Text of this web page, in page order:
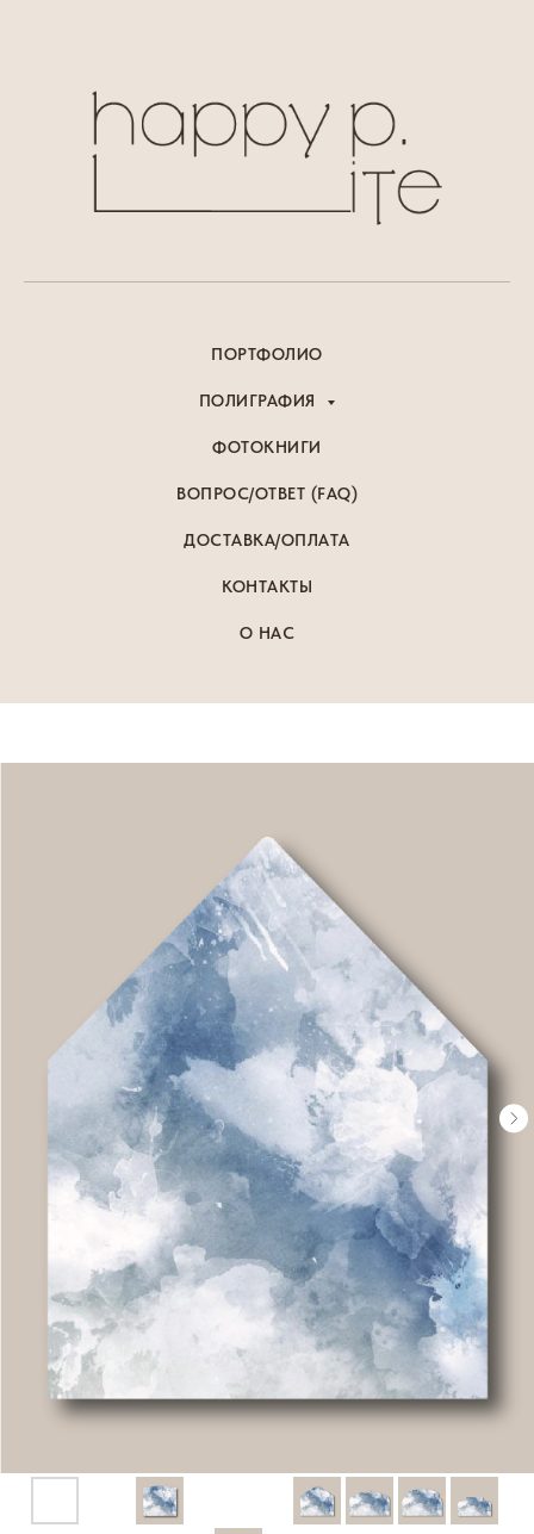
ПОРТФОЛИО
ПОЛИГРАФИЯ
ФОТОКНИГИ
ВОПРОС/ОТВЕТ (FAQ)
ДОСТАВКА/ОПЛАТА
КОНТАКТЫ
О НАС